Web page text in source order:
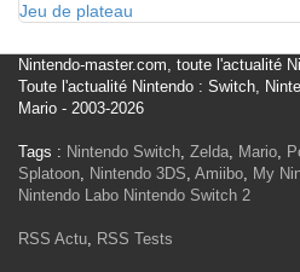
Jeu de plateau
Nintendo-master.com, toute l'actualité
Toute l'actualité Nintendo : Switch,
Mario - 2003-2026
Tags : Nintendo Switch, Zelda, Mario,
Splatoon, Nintendo 3DS, Amiibo, My
Nintendo Labo Nintendo Switch 2
RSS Actu, RSS Tests